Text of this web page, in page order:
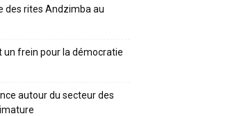
des rites Andzimba au
un frein pour la démocratie
autour du secteur des